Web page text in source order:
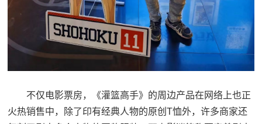
不仅电影票房，《灌篮高手》的周边产品在网络上也正
火热销售中，除了印有经典人物的原创T恤外，许多商家还